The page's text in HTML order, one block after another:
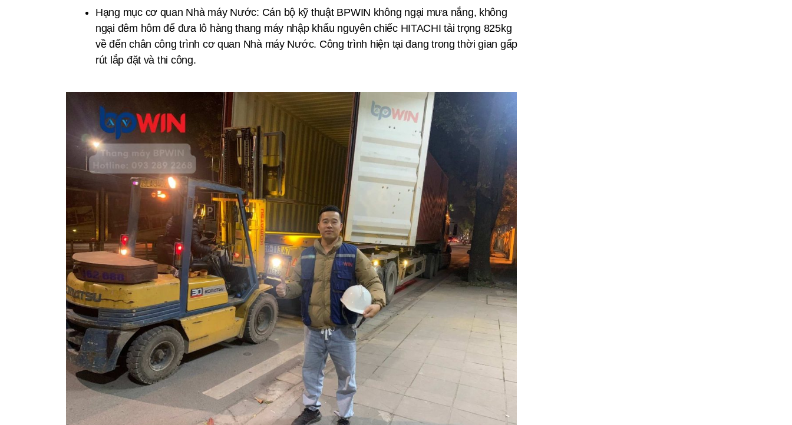
Hạng mục cơ quan Nhà máy Nước: Cán bộ kỹ thuật BPWIN không ngại mưa nắng, không
ngại đêm hôm để đưa lô hàng thang máy nhập khẩu nguyên chiếc HITACHI tải trọng 825kg
về đến chân công trình cơ quan Nhà máy Nước. Công trình hiện tại đang trong thời gian gấp
rút lắp đặt và thi công.